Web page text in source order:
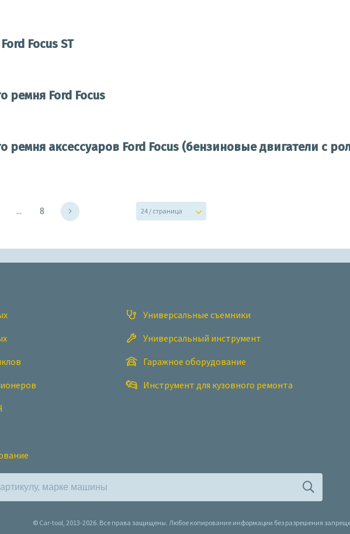
Focus ST
ремня Ford Focus
ремня аксессуаров Ford Focus (бензиновые двигатели с
... 8 24 / страница
Универсальные съемники
Универсальный инструмент
Гаражное оборудование
Инструмент для кузовного ремонта
© Car-tool, 2013-2026. Все права защищены. Любое копирование информации без разрешения